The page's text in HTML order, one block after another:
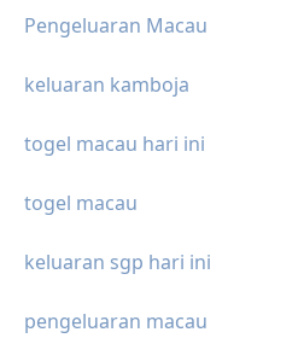
Pengeluaran Macau
keluaran kamboja
togel macau hari ini
togel macau
keluaran sgp hari ini
pengeluaran macau